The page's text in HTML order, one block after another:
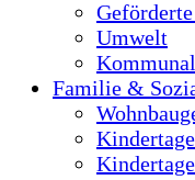
Umwelt
Familie &